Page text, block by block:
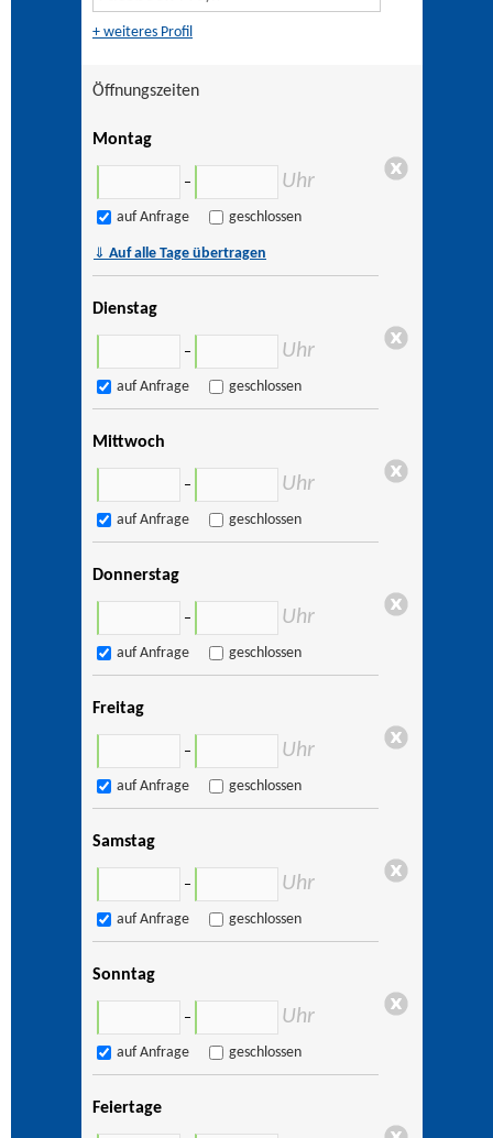
+ weiteres Profil
Öffnungszeiten
Montag
– Uhr
auf Anfrage geschlossen
⇓ Auf alle Tage übertragen
Dienstag
– Uhr
auf Anfrage geschlossen
Mittwoch
– Uhr
auf Anfrage geschlossen
Donnerstag
– Uhr
auf Anfrage geschlossen
Freitag
– Uhr
auf Anfrage geschlossen
Samstag
– Uhr
auf Anfrage geschlossen
Sonntag
– Uhr
auf Anfrage geschlossen
Feiertage